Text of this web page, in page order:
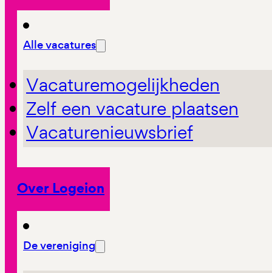
Alle vacatures
Vacaturemogelijkheden
Zelf een vacature plaatsen
Vacaturenieuwsbrief
Over Logeion
De vereniging